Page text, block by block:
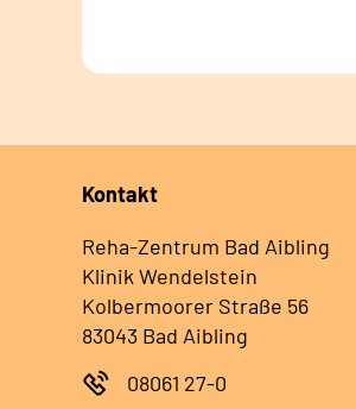
Kontakt
Reha-Zentrum Bad Aibling
Klinik Wendelstein
Kolbermoorer Straße 56
83043 Bad Aibling
08061 27-0